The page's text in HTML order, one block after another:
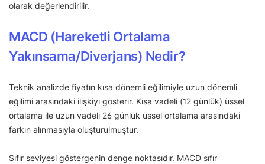
olarak değerlendirilir.
MACD (Hareketli Ortalama
Yakınsama/Diverjans) Nedir?
Teknik analizde fiyatın kısa dönemli eğilimiyle uzun dönemli
eğilimi arasındaki ilişkiyi gösterir. Kısa vadeli (12 günlük) üssel
ortalama ile uzun vadeli 26 günlük üssel ortalama arasındaki
farkın alınmasıyla oluşturulmuştur.
Sıfır seviyesi göstergenin denge noktasıdır. MACD sıfır